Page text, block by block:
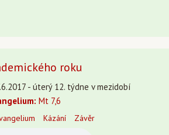
roku
- úterý 12. týdne v mezidobí
Mt 7,6
Kázání Závěr